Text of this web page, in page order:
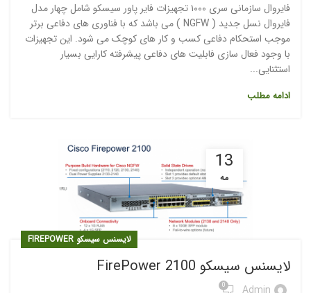
فایروال سازمانی سری ۱۰۰۰ تجهیزات فایر پاور سیسکو شامل چهار مدل
فایروال نسل جدید ( NGFW ) می باشد که با فناوری های دفاعی برتر
موجب استحکام دفاعی کسب و کار های کوچک می شود. این تجهیزات
با وجود فعال سازی فابلیت های دفاعی پیشرفته کارایی بسیار
استثنایی...
ادامه مطلب
13
مه
لایسنس سیسکو FIREPOWER
لایسنس سیسکو 2100 FirePower
Admin
0